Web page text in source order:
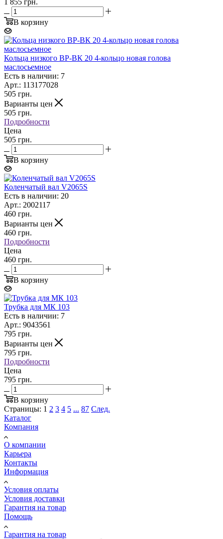
В корзину
Кольца низкого ВР-ВК 20 4-кольцо новая голова
маслосьемное
Есть в наличии: 7
Арт.: 113177028
505 грн.
Варианты цен
505 грн.
Подробности
Цена
505 грн.
В корзину
Коленчатый вал V2065S
Есть в наличии: 20
Арт.: 2002117
460 грн.
Варианты цен
460 грн.
Подробности
Цена
460 грн.
В корзину
Трубка для МК 103
Есть в наличии: 7
Арт.: 9043561
795 грн.
Варианты цен
795 грн.
Подробности
Цена
795 грн.
В корзину
Страницы: 1 2 3 4 5 ... 87 След.
Каталог
Компания
О компании
Карьера
Контакты
Информация
Условия оплаты
Условия доставки
Гарантия на товар
Помощь
Гарантия на товар